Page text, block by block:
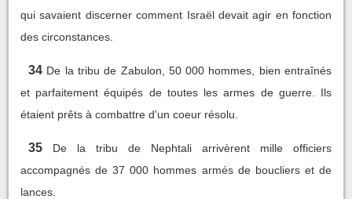
qui savaient discerner comment Israël devait agir en fonction
des circonstances.
34 De la tribu de Zabulon, 50 000 hommes, bien entraînés
et parfaitement équipés de toutes les armes de guerre. Ils
étaient prêts à combattre d'un coeur résolu.
35
De la tribu de Nephtali arrivèrent mille officiers
accompagnés de 37 000 hommes armés de boucliers et de
lances.